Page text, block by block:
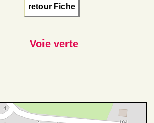
retour Fiche
Voie verte